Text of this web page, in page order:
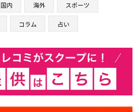
国内 海外 スポーツ
コラム 占い